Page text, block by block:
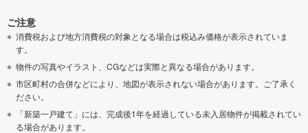
ご注意
消費税および地方消費税の対象となる場合は税込み価格が表示されていま
す。
物件の写真やイラスト、CGなどは実際と異なる場合があります。
市区町村の合併などにより、地図が表示されない場合があります。ご了承く
ださい。
「新築一戸建て」には、完成後1年を経過している未入居物件が掲載されてい
る場合があります。